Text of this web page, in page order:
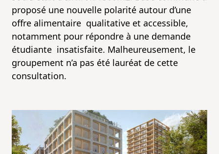
proposé une nouvelle polarité autour d’une
offre alimentaire qualitative et accessible,
notamment pour répondre à une demande
étudiante insatisfaite. Malheureusement, le
groupement n’a pas été lauréat de cette
consultation.